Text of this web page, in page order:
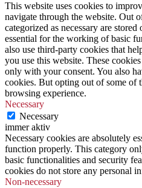
This website uses cookies to
navigate through the website. Out
categorized as necessary are
essential for the working of basic
also use third-party cookies that
you use this website. These
only with your consent. You also
cookies. But opting out of some of
browsing experience.
Necessary
Necessary
immer aktiv
Necessary cookies are absolutely
function properly. This category
basic functionalities and security
cookies do not store any personal
Non-necessary